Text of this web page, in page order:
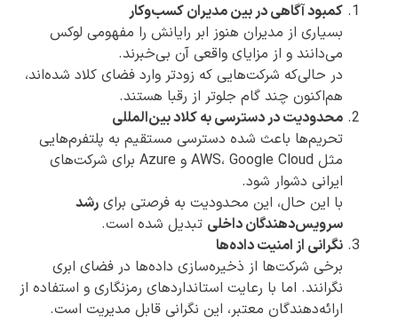
کمبود آگاهی در بین مدیران کسب‌وکار
بسیاری از مدیران هنوز ابر رایانش را مفهومی لوکس
می‌دانند و از مزایای واقعی آن بی‌خبرند.
در حالی‌که شرکت‌هایی که زودتر وارد فضای کلاد شده‌اند،
هم‌اکنون چند گام جلوتر از رقبا هستند.
محدودیت در دسترسی به کلاد بین‌المللی
تحریم‌ها باعث شده دسترسی مستقیم به پلتفرم‌هایی
مثل AWS، Google Cloud و Azure برای شرکت‌های
ایرانی دشوار شود.
با این حال، این محدودیت به فرصتی برای رشد
سرویس‌دهندگان داخلی تبدیل شده است.
نگرانی از امنیت داده‌ها
برخی شرکت‌ها از ذخیره‌سازی داده‌ها در فضای ابری
نگرانند. اما با رعایت استانداردهای رمزنگاری و استفاده از
ارائه‌دهندگان معتبر، این نگرانی قابل مدیریت است.